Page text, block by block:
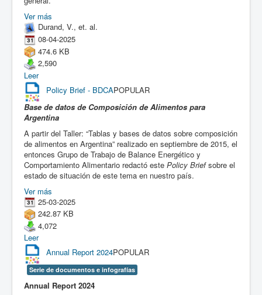
Ver más
Durand, V., et. al.
08-04-2025
474.6 KB
2,590
Leer
Policy Brief - BDCAPOPULAR
Base de datos de Composición de Alimentos para
Argentina
A partir del Taller: “Tablas y bases de datos sobre composición
de alimentos en Argentina” realizado en septiembre de 2015, el
entonces Grupo de Trabajo de Balance Energético y
Comportamiento Alimentario redactó este Policy Briefsobre el
estado de situación de este tema en nuestro país.
Ver más
25-03-2025
242.87 KB
4,072
Leer
Annual Report 2024POPULAR
Serie de documentos e infografías
Annual Report 2024